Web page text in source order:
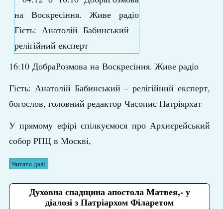
16:10 ДобраРозмова на Воскресіння. Живе радіо
Гість: Анатолій Бабинський – релігійний експерт,
богослов, головний редактор Часопис Патріярхат
У прямому ефірі спілкуємося про Архиєрейський
собор РПЦ в Москві,
Читати далі
Духовна спадщина апостола Матвея,- у
діалозі з Патріархом Філаретом